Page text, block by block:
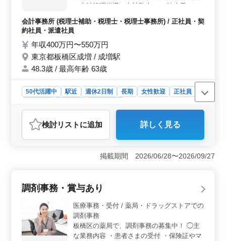
（会計処理指導、会計監査） ・法人及び個
成及び税務相談業務 ・会社設立、事業承継
等のサポート ・相続対策～相続税申告業務
・経営アドバイス 備考 週休2日制 ソフト ：
ミロク情報サービス 駅チカ 現在50歳以上も
活躍している企業です。 ぜひ今までの経験
ます◎
会計事務所 (税理士補助・税理士・税理士事務所) / 正社員・契
約社員・派遣社員
年収400万円〜550万円
東京都板橋区成増 / 成増駅
48.3歳 / 最高年齢 63歳
50代活躍中 駅近 週休2日制 長期 女性歓迎
正社員
おすすめポイント
＜経験を活かせる業務＞ 会計事務所経験を活かし、税
理士補助業務に携わりませんか？ 会計事務所での幅広
す。 ＜働きやすい環境＞ 週休2日制でメリハリある
の方も活躍中。経験豊富な方々と共に働けます。
検討リスト に追加 詳しく見る
掲載期間 2026/06/28〜2026/09/27
調剤事務・賞与あり
医療事務・受付 / 薬局・ドラッグストアでの
調剤事務
板橋区の薬局で、調剤事務の募集中！ ◯主
な業務内容 ・患者さまの受付 ・保険証やマ